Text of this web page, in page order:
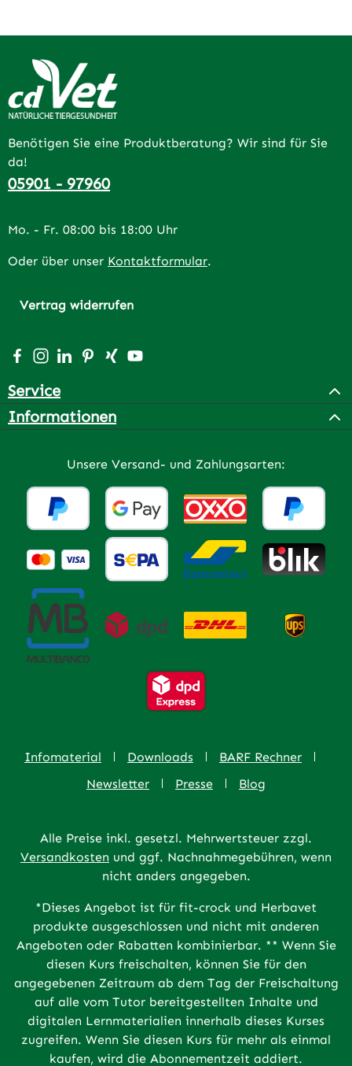
Benötigen Sie eine Produktberatung? Wir sind für Sie
da!
05901 - 97960
Mo. - Fr. 08:00 bis 18:00 Uhr
Oder über unser Kontaktformular.
Vertrag widerrufen
Besuche uns auf Facebook – öffnet in neuem Tab
Schau auf Instagram vorbei – öffnet in neuem Tab
Vernetze dich mit uns auf LinkedIn – öffnet in
Lass dich auf Pinterest inspirieren – öffnet
Vernetze dich mit uns auf Xing – öffnet
Sieh dir unsere Videos auf YouTube
Service
Informationen
Unsere Versand- und Zahlungsarten:
Infomaterial Downloads
BARF Rechner
Newsletter
Presse Blog
Alle Preise inkl. gesetzl. Mehrwertsteuer zzgl.
Versandkosten und ggf. Nachnahmegebühren, wenn
nicht anders angegeben.
*Dieses Angebot ist für fit-crock und Herbavet
produkte ausgeschlossen und nicht mit anderen
Angeboten oder Rabatten kombinierbar. ** Wenn Sie
diesen Kurs freischalten, können Sie für den
angegebenen Zeitraum ab dem Tag der Freischaltung
auf alle vom Tutor bereitgestellten Inhalte und
digitalen Lernmaterialien innerhalb dieses Kurses
zugreifen. Wenn Sie diesen Kurs für mehr als einmal
kaufen, wird die Abonnementzeit addiert.